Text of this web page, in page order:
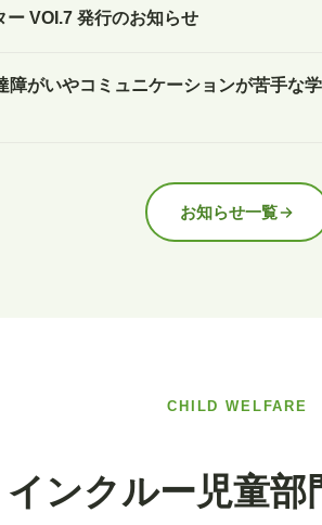
ー VOI.7 発行のお知らせ
障がいやコミュニケーションが苦手な
お知らせ一覧
CHILD WELFARE
インクルー児童部